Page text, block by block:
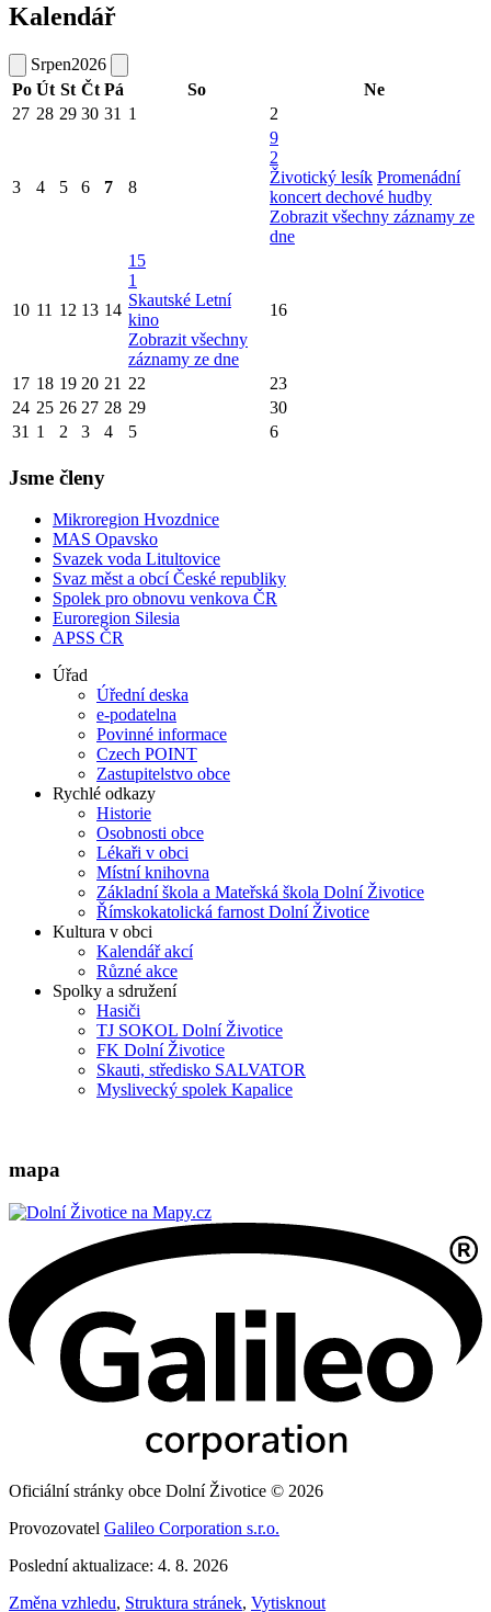
Kalendář
Srpen2026
Po Út St Čt Pá So
Ne
27 28 29 30 31 1 2
3 4 5 6 7 8
9
2
Životický lesík Promenádní
koncert dechové hudby
Zobrazit všechny záznamy ze
dne
10 11 12 13 14
15
1
Skautské Letní
kino
Zobrazit všechny
záznamy ze dne
16
17 18 19 20 21 22
23
24 25 26 27 28 29
30
31 1 2 3 4 5 6
Jsme členy
Mikroregion Hvozdnice
MAS Opavsko
Svazek voda Litultovice
Svaz měst a obcí České republiky
Spolek pro obnovu venkova ČR
Euroregion Silesia
APSS ČR
Úřad
Úřední deska
e-podatelna
Povinné informace
Czech POINT
Zastupitelstvo obce
Rychlé odkazy
Historie
Osobnosti obce
Lékaři v obci
Místní knihovna
Základní škola a Mateřská škola Dolní Životice
Římskokatolická farnost Dolní Životice
Kultura v obci
Kalendář akcí
Různé akce
Spolky a sdružení
Hasiči
TJ SOKOL Dolní Životice
FK Dolní Životice
Skauti, středisko SALVATOR
Myslivecký spolek Kapalice
mapa
Oficiální stránky obce Dolní Životice © 2026
Provozovatel Galileo Corporation s.r.o.
Poslední aktualizace: 4. 8. 2026
Změna vzhledu, Struktura stránek, Vytisknout